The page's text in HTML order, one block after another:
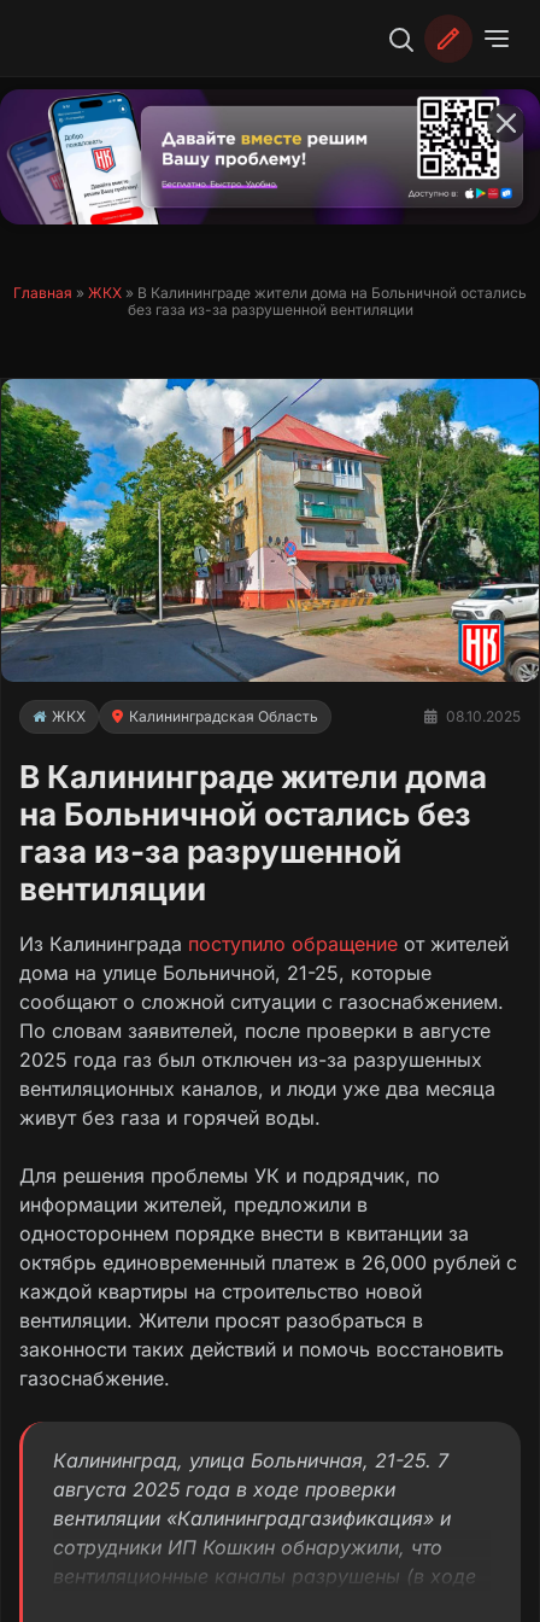
Главная » ЖКХ » В Калининграде жители дома на Больничной остались
без газа из-за разрушенной вентиляции
ЖКХ Калининградская Область 08.10.2025
В Калининграде жители дома
на Больничной остались без
газа из-за разрушенной
вентиляции
Из Калининграда поступило обращение от жителей
дома на улице Больничной, 21-25, которые
сообщают о сложной ситуации с газоснабжением.
По словам заявителей, после проверки в августе
2025 года газ был отключен из-за разрушенных
вентиляционных каналов, и люди уже два месяца
живут без газа и горячей воды.
Для решения проблемы УК и подрядчик, по
информации жителей, предложили в
одностороннем порядке внести в квитанции за
октябрь единовременный платеж в 26,000 рублей с
каждой квартиры на строительство новой
вентиляции. Жители просят разобраться в
законности таких действий и помочь восстановить
газоснабжение.
Калининград, улица Больничная, 21-25. 7
августа 2025 года в ходе проверки
вентиляции «Калининградгазификация» и
сотрудники ИП Кошкин обнаружили, что
вентиляционные каналы разрушены (в ходе